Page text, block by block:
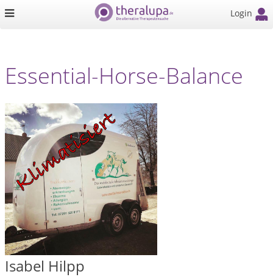
Login
Essential-Horse-Balance
Isabel Hilpp